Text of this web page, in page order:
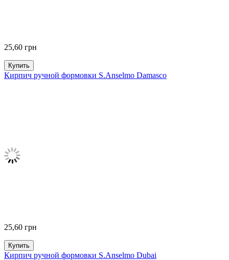
25,60 грн
Купить
Кирпич ручной формовки S.Anselmo Damasco
25,60 грн
Купить
Кирпич ручной формовки S.Anselmo Dubai